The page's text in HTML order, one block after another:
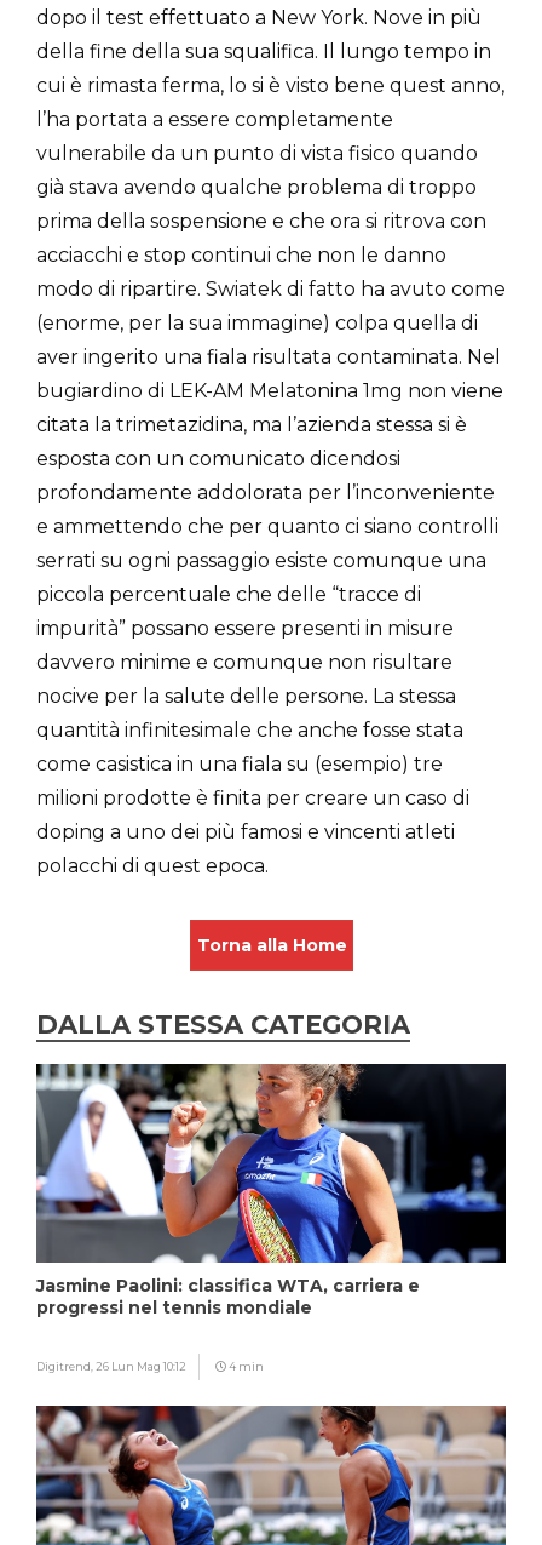
dopo il test effettuato a New York. Nove in più
della fine della sua squalifica. Il lungo tempo in
cui è rimasta ferma, lo si è visto bene quest anno,
l’ha portata a essere completamente
vulnerabile da un punto di vista fisico quando
già stava avendo qualche problema di troppo
prima della sospensione e che ora si ritrova con
acciacchi e stop continui che non le danno
modo di ripartire. Swiatek di fatto ha avuto come
(enorme, per la sua immagine) colpa quella di
aver ingerito una fiala risultata contaminata. Nel
bugiardino di LEK-AM Melatonina 1mg non viene
citata la trimetazidina, ma l’azienda stessa si è
esposta con un comunicato dicendosi
profondamente addolorata per l’inconveniente
e ammettendo che per quanto ci siano controlli
serrati su ogni passaggio esiste comunque una
piccola percentuale che delle “tracce di
impurità” possano essere presenti in misure
davvero minime e comunque non risultare
nocive per la salute delle persone. La stessa
quantità infinitesimale che anche fosse stata
come casistica in una fiala su (esempio) tre
milioni prodotte è finita per creare un caso di
doping a uno dei più famosi e vincenti atleti
polacchi di quest epoca.
Torna alla Home
DALLA STESSA CATEGORIA
Jasmine Paolini: classifica WTA, carriera e
progressi nel tennis mondiale
Digitrend, 26 Lun Mag 10:12 4 min